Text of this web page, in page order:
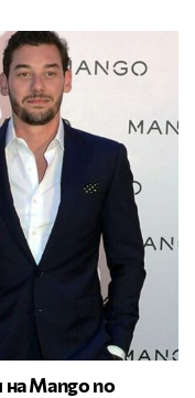
Mango по